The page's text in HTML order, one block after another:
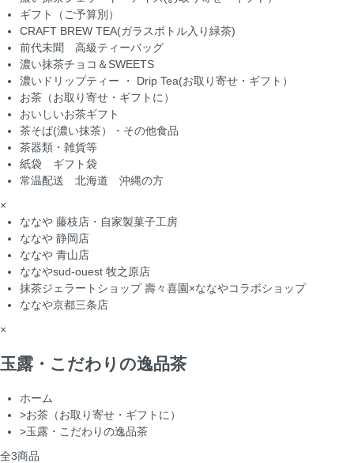
ギフト（ご予算別）
CRAFT BREW TEA(ガラスボトル入り緑茶)
前代未聞 高級ティーバッグ
濃い抹茶チョコ＆SWEETS
濃いドリップティー ・ Drip Tea(お取り寄せ・ギフト）
お茶（お取り寄せ・ギフトに）
おいしいお茶ギフト
茶そば(濃い抹茶）・その他食品
茶器類・雑貨等
紙袋 ギフト袋
常温配送 北海道 沖縄の方
×
ななや 藤枝店・自家製菓子工房
ななや 静岡店
ななや 青山店
ななやsud-ouest 牧之原店
抹茶ジェラートショップ 壽々喜園×ななやコラボショップ
ななや京都三条店
×
玉露・こだわりの逸品茶
ホーム
>お茶（お取り寄せ・ギフトに）
>玉露・こだわりの逸品茶
全3商品